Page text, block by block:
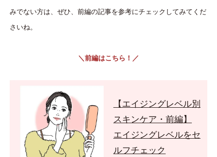
みでない方は、ぜひ、前編の記事を参考にチェックしてみてくだ
さいね。
＼前編はこちら！／
【エイジングレベル別
スキンケア・前編】
エイジングレベルをセ
ルフチェック